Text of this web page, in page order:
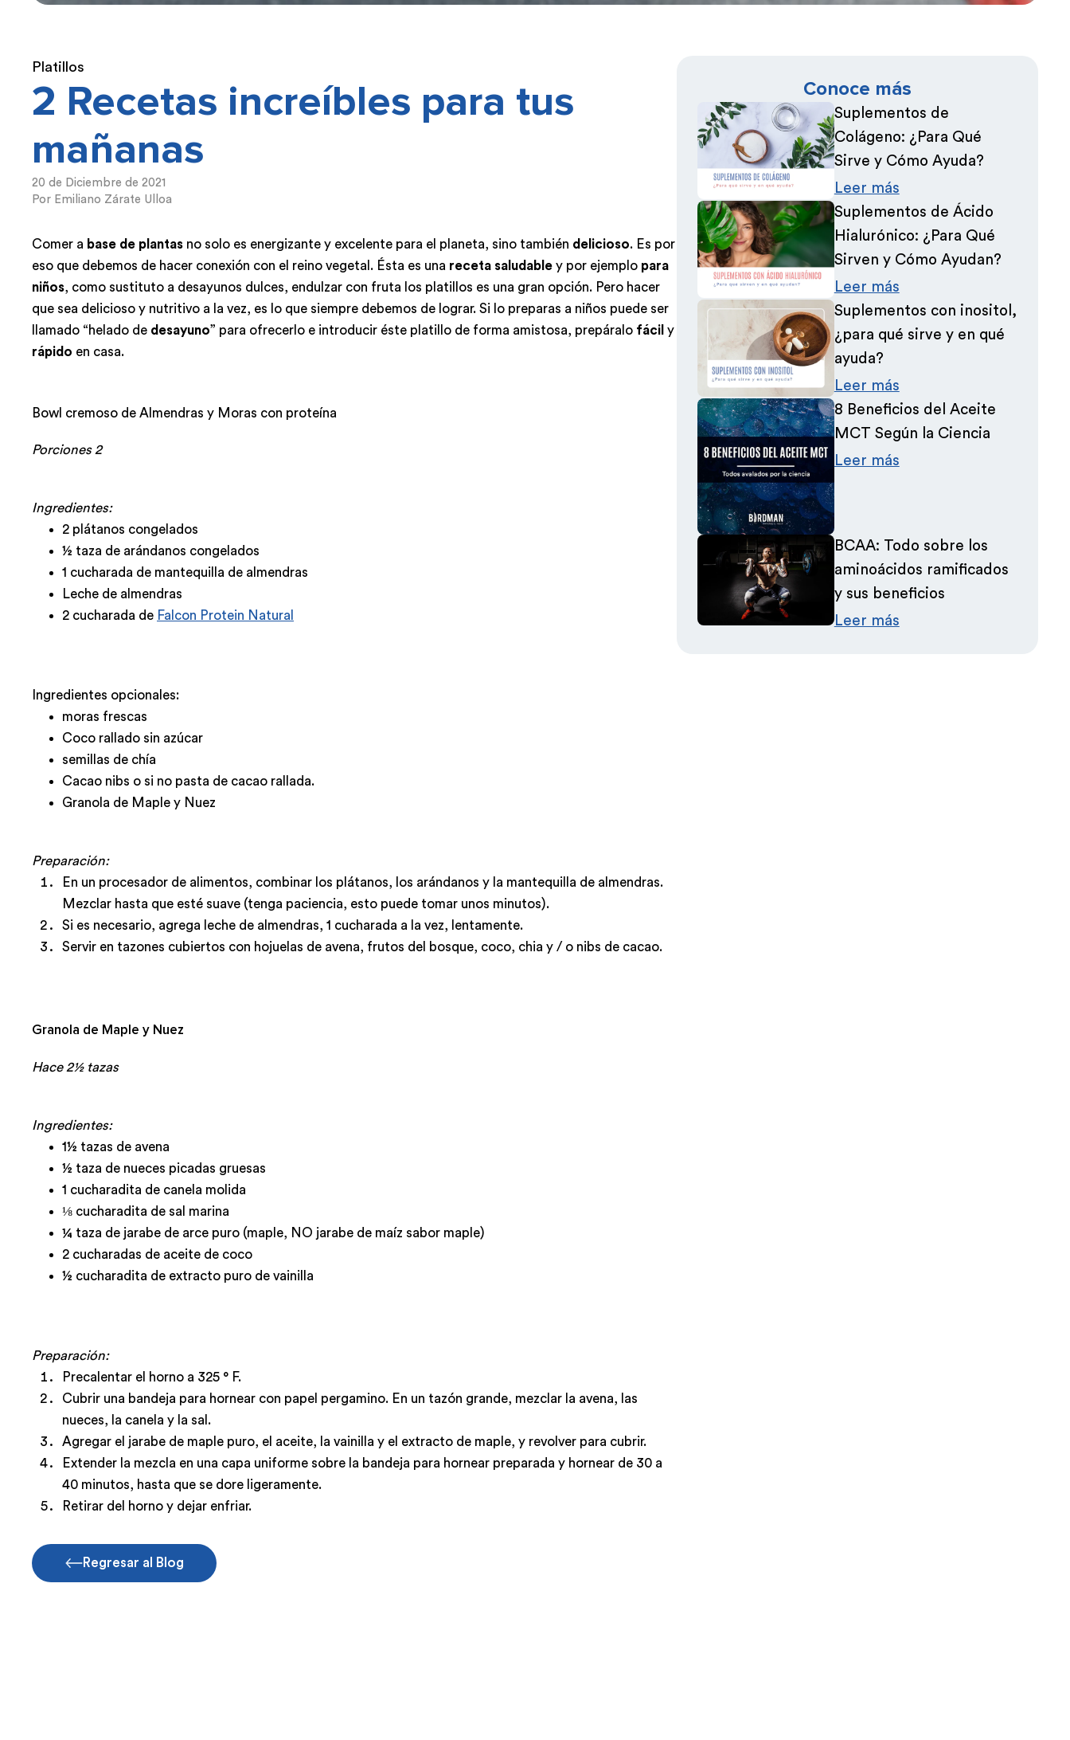
Platillos
2 Recetas increíbles para tus
mañanas
20 de Diciembre de 2021
Por Emiliano Zárate Ulloa
Comer a base de plantas no solo es energizante y excelente para el planeta, sino también delicioso. Es por
eso que debemos de hacer conexión con el reino vegetal. Ésta es una receta saludable y por ejemplo para
niños, como sustituto a desayunos dulces, endulzar con fruta los platillos es una gran opción. Pero hacer
que sea delicioso y nutritivo a la vez, es lo que siempre debemos de lograr. Si lo preparas a niños puede ser
llamado “helado de desayuno” para ofrecerlo e introducir éste platillo de forma amistosa, prepáralo fácil y
rápido en casa.
Bowl cremoso de Almendras y Moras con proteína
Porciones 2
Ingredientes:
2 plátanos congelados
½ taza de arándanos congelados
1 cucharada de mantequilla de almendras
Leche de almendras
2 cucharada de Falcon Protein Natural
Ingredientes opcionales:
moras frescas
Coco rallado sin azúcar
semillas de chía
Cacao nibs o si no pasta de cacao rallada.
Granola de Maple y Nuez
Preparación:
En un procesador de alimentos, combinar los plátanos, los arándanos y la mantequilla de almendras.
Mezclar hasta que esté suave (tenga paciencia, esto puede tomar unos minutos).
Si es necesario, agrega leche de almendras, 1 cucharada a la vez, lentamente.
Servir en tazones cubiertos con hojuelas de avena, frutos del bosque, coco, chia y / o nibs de cacao.
Granola de Maple y Nuez
Hace 2½ tazas
Ingredientes:
1½ tazas de avena
½ taza de nueces picadas gruesas
1 cucharadita de canela molida
⅛ cucharadita de sal marina
¼ taza de jarabe de arce puro (maple, NO jarabe de maíz sabor maple)
2 cucharadas de aceite de coco
½ cucharadita de extracto puro de vainilla
Preparación:
Precalentar el horno a 325 ° F.
Cubrir una bandeja para hornear con papel pergamino. En un tazón grande, mezclar la avena, las
nueces, la canela y la sal.
Agregar el jarabe de maple puro, el aceite, la vainilla y el extracto de maple, y revolver para cubrir.
Extender la mezcla en una capa uniforme sobre la bandeja para hornear preparada y hornear de 30 a
40 minutos, hasta que se dore ligeramente.
Retirar del horno y dejar enfriar.
Regresar al Blog
Conoce más
Suplementos de
Colágeno: ¿Para Qué
Sirve y Cómo Ayuda?
Leer más
Suplementos de Ácido
Hialurónico: ¿Para Qué
Sirven y Cómo Ayudan?
Leer más
Suplementos con inositol,
¿para qué sirve y en qué
ayuda?
Leer más
8 Beneficios del Aceite
MCT Según la Ciencia
Leer más
BCAA: Todo sobre los
aminoácidos ramificados
y sus beneficios
Leer más